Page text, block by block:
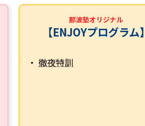
那波塾オリジナル
【ENJOYプログラム】
・徹夜特訓